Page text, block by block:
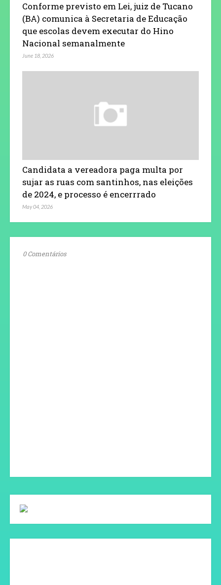
Conforme previsto em Lei, juiz de Tucano
(BA) comunica à Secretaria de Educação
que escolas devem executar do Hino
Nacional semanalmente
June 18, 2026
Candidata a vereadora paga multa por
sujar as ruas com santinhos, nas eleições
de 2024, e processo é encerrrado
May 04, 2026
0 Comentários